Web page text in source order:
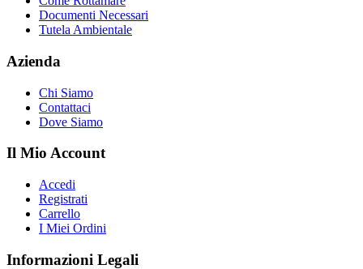
Documenti Necessari
Tutela Ambientale
Azienda
Chi Siamo
Contattaci
Dove Siamo
Il Mio Account
Accedi
Registrati
Carrello
I Miei Ordini
Informazioni Legali